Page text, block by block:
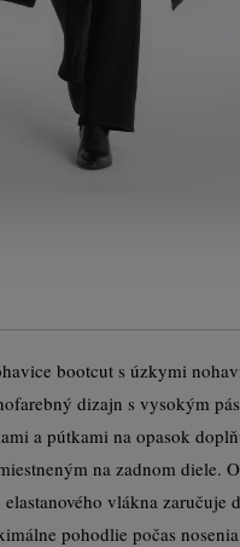
bootcut s úzkymi
dizajn s vysokým
a pútkami na opasok
na zadnom diele.
vlákna zaručuje
pohodlie počas